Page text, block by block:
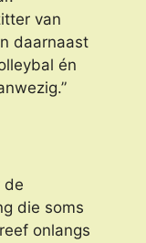
van
daarnaast
én
de
die soms
onlangs